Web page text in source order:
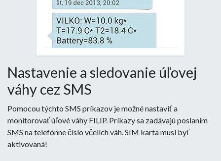
Nastavenie a sledovanie úľovej
váhy cez SMS
Pomocou týchto SMS príkazov je možné nastaviť a
monitorovať úľové váhy FILIP. Príkazy sa zadávajú poslaním
SMS na telefónne číslo včelích váh. SIM karta musí byť
aktivovaná!